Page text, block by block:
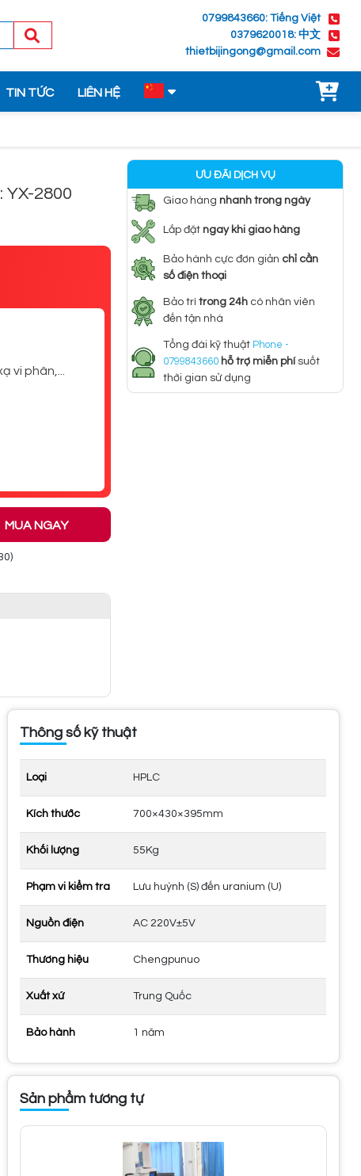
0799843660: Tiếng Việt
0379620018: 中文
thietbijingong@gmail.com
TIN TỨC LIÊN HỆ
YX-2800
vi phân,...
MUA NGAY
ƯU ĐÃI DỊCH VỤ
Giao hàng nhanh trong ngày
Lắp đặt ngay khi giao hàng
Bảo hành cực đơn giản chỉ cần
số điện thoại
Bảo trìtrong 24h có nhân viên
đến tận nhà
Tổng đài kỹ thuật Phone -
0799843660 hỗ trợ miễn phí suốt
thời gian sử dụng
Thông số kỹ thuật
Loại HPLC
Kích thước 700×430×395mm
Khối lượng 55Kg
Phạm vi kiểm tra Lưu huỳnh (S) đến uranium (U)
Nguồn điện AC 220V±5V
Thương hiệu Chengpunuo
Xuất xứ Trung Quốc
Bảo hành 1 năm
Sản phẩm tương tự